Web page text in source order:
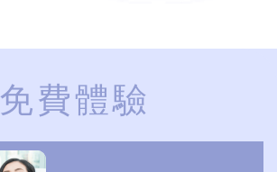
免費體驗